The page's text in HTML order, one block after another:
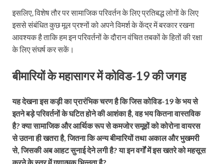
इसलिए, विशेष तौर पर सामाजिक परिवर्तन के लिए प्रतिबद्ध लोगों के लिए
इससे संबंधित कुछ मूल प्रश्नों को अपने विमर्श के केंद्र में बरकार रखना
आवश्यक है ताकि हम इन परिवर्तनों के दौरान वंचित तबकों के हितों की रक्षा
के लिए संघर्ष कर सकें।
बीमारियों के महासागर में कोविड-19 की जगह
यह देखना इस कड़ी का प्रारंभिक चरण है कि जिस कोविड-19 के भय से
इतने बड़े परिवर्तनों के घटित होने की आशंका है, वह भय कितना वास्तविक
है? क्या सामाजिक और आर्थिक रूप से कमजोर समूहों को कोरोना वायरस
से उतना ही खतरा है, जितना कि अन्य बीमारियों तथा अकाल और भुखमरी
से, जिसकी अब आहट सुनाई देने लगी है? या इन वर्गों में इस खतरे को महसूस